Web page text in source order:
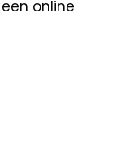
online